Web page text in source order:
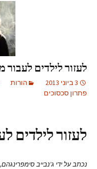
לעזור לילדים לעבור
3 ביוני 2013 הורות
פתרון סכסוכים
לעזור לילדים
נכתב על ידי ג'נבייב